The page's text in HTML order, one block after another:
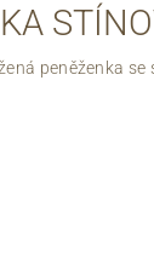
peněženka